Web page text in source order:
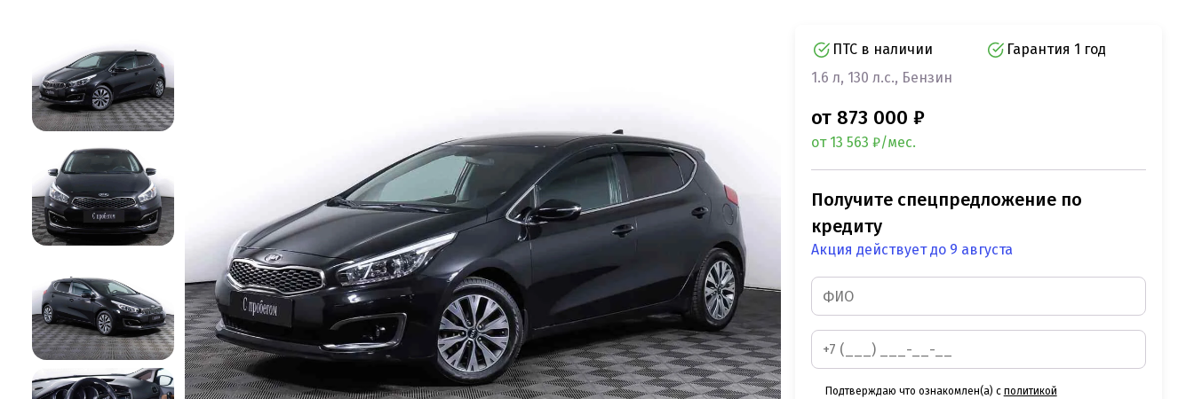
ПТС в наличии
Гарантия 1 год
1.6 л, 130 л.с., Бензин
от 873 000 ₽
от 13 563 ₽/мес.
Получите спецпредложение по
кредиту
Акция действует до 9 августа
Подтверждаю что ознакомлен(а) с политикой